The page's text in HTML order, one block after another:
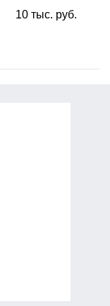
10 тыс. руб.